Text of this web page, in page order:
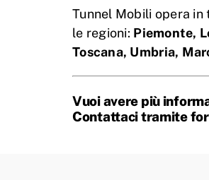
Tunnel Mobili opera
le regioni: Piemonte,
Toscana, Umbria,
Vuoi avere più
Contattaci tramite